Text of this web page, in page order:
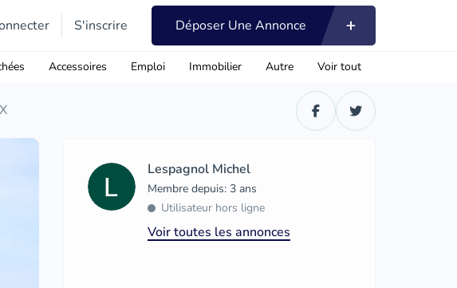
S'inscrire Déposer Une Annonce
Accessoires Emploi Immobilier Autre Voir tout
Lespagnol Michel
Membre depuis: 3 ans
Utilisateur hors ligne
Voir toutes les annonces